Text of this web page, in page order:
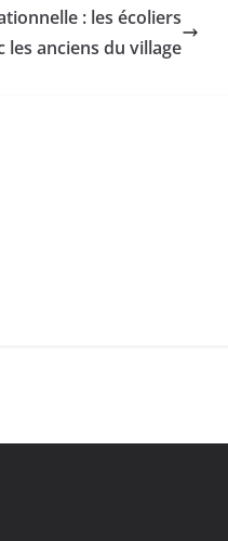
: les écoliers
les anciens du village